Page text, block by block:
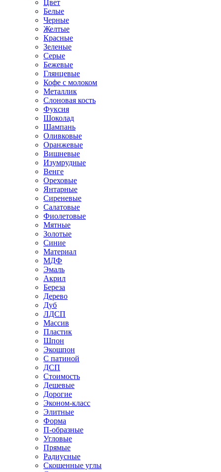
Цвет
Белые
Черные
Желтые
Красные
Зеленые
Серые
Бежевые
Глянцевые
Кофе с молоком
Металлик
Слоновая кость
Фуксия
Шоколад
Шампань
Оливковые
Оранжевые
Вишневые
Изумрудные
Венге
Ореховые
Янтарные
Сиреневые
Салатовые
Фиолетовые
Мятные
Золотые
Синие
Материал
МДФ
Эмаль
Акрил
Береза
Дерево
Дуб
ЛДСП
Массив
Пластик
Шпон
Экошпон
С патиной
ДСП
Стоимость
Дешевые
Дорогие
Эконом-класс
Элитные
Форма
П-образные
Угловые
Прямые
Радиусные
Скошенные углы